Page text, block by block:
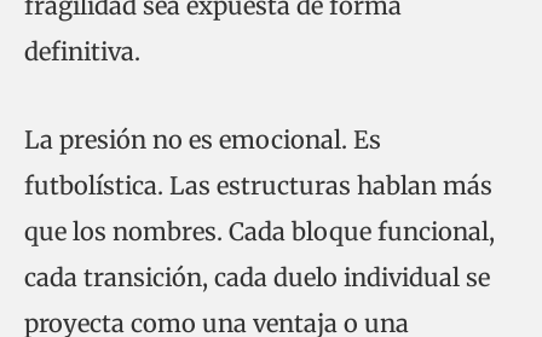
definitiva.
La presión no es emocional. Es
futbolística. Las estructuras hablan más
que los nombres. Cada bloque funcional,
cada transición, cada duelo individual se
proyecta como una ventaja o una